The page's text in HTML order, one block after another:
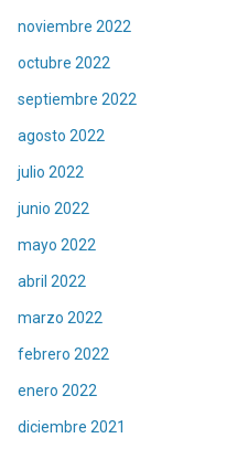
noviembre 2022
octubre 2022
septiembre 2022
agosto 2022
julio 2022
junio 2022
mayo 2022
abril 2022
marzo 2022
febrero 2022
enero 2022
diciembre 2021